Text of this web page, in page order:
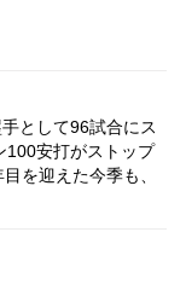
として96試合にス
100安打がストップ
を迎えた今季も、